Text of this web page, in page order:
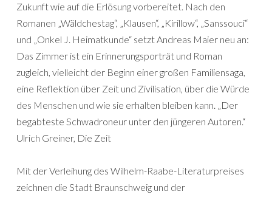
Zukunft wie auf die Erlösung vorbereitet. Nach den
Romanen „Wäldchestag“, „Klausen“, „Kirillow“, „Sanssouci“
und „Onkel J. Heimatkunde“ setzt Andreas Maier neu an:
Das Zimmer ist ein Erinnerungsporträt und Roman
zugleich, vielleicht der Beginn einer großen Familiensaga,
eine Reflektion über Zeit und Zivilisation, über die Würde
des Menschen und wie sie erhalten bleiben kann. „Der
begabteste Schwadroneur unter den jüngeren Autoren.“
Ulrich Greiner, Die Zeit
Mit der Verleihung des Wilhelm-Raabe-Literaturpreises
zeichnen die Stadt Braunschweig und der